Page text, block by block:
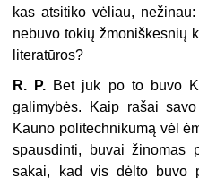
kas atsitiko vėliau,
nebuvo tokių žmoniškesnių
literatūros?
R. P. Bet juk po to buvo
galimybės. Kaip rašai
Kauno politechnikumą vėl
spausdinti, buvai žinomas
sakai, kad vis dėlto buvo